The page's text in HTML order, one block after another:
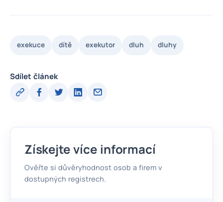
exekuce dítě exekutor dluh dluhy
Sdílet článek
Získejte více informací
Ověřte si důvěryhodnost osob a firem v
dostupných registrech.